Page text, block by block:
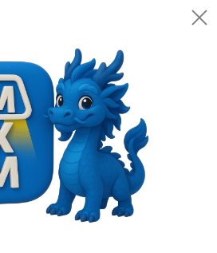
Открыть
Автомобили и аксессуары
Электромотоцикл Ма Jiesite